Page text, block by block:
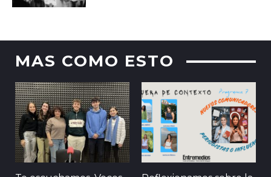
MAS COMO ESTO